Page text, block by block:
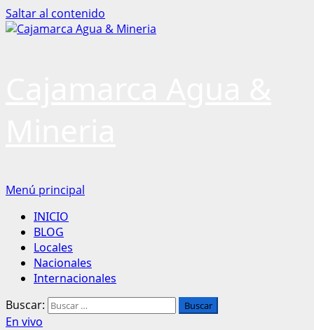
Saltar al contenido
Menú principal
INICIO
BLOG
Locales
Nacionales
Internacionales
Buscar:
En vivo